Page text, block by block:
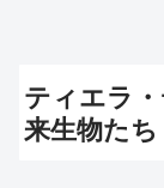
ティエラ
来生物たち